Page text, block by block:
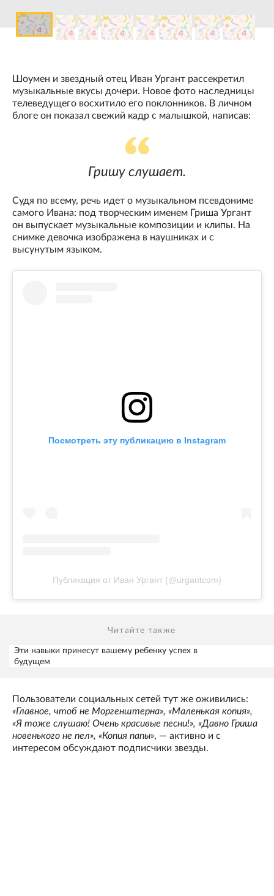
Шоумен и звездный отец Иван Ургант рассекретил
музыкальные вкусы дочери. Новое фото наследницы
телеведущего восхитило его поклонников. В личном
блоге он показал свежий кадр с малышкой, написав:
Гришу слушает.
Судя по всему, речь идет о музыкальном псевдониме
самого Ивана: под творческим именем Гриша Ургант
он выпускает музыкальные композиции и клипы. На
снимке девочка изображена в наушниках и с
высунутым языком.
Посмотреть эту публикацию в Instagram
Публикация от Иван Ургант (@urgantcom)
Читайте также
Эти навыки принесут вашему ребенку успех в
будущем
Пользователи социальных сетей тут же оживились:
«Главное, чтоб не Моргенштерна», «Маленькая копия»,
«Я тоже слушаю! Очень красивые песни!», «Давно Гриша
новенького не пел», «Копия папы», — активно и с
интересом обсуждают подписчики звезды.